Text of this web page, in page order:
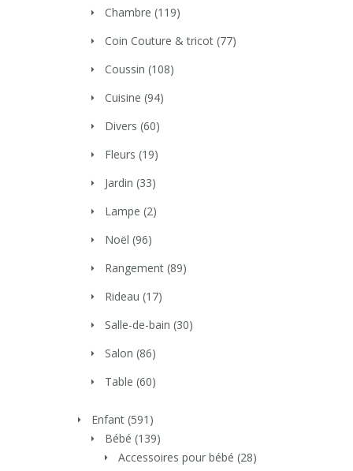
Chambre (119)
Coin Couture & tricot (77)
Coussin (108)
Cuisine (94)
Divers (60)
Fleurs (19)
Jardin (33)
Lampe (2)
Noël (96)
Rangement (89)
Rideau (17)
Salle-de-bain (30)
Salon (86)
Table (60)
Enfant (591)
Bébé (139)
Accessoires pour bébé (28)